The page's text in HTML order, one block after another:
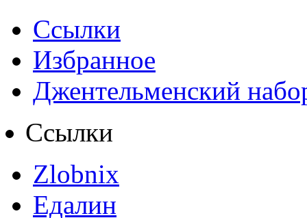
Ссылки
Избранное
Джентельменский
Ссылки
Zlobnix
Едалин